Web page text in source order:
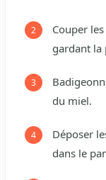
Couper
gardant la
du miel.
Déposer
dans le